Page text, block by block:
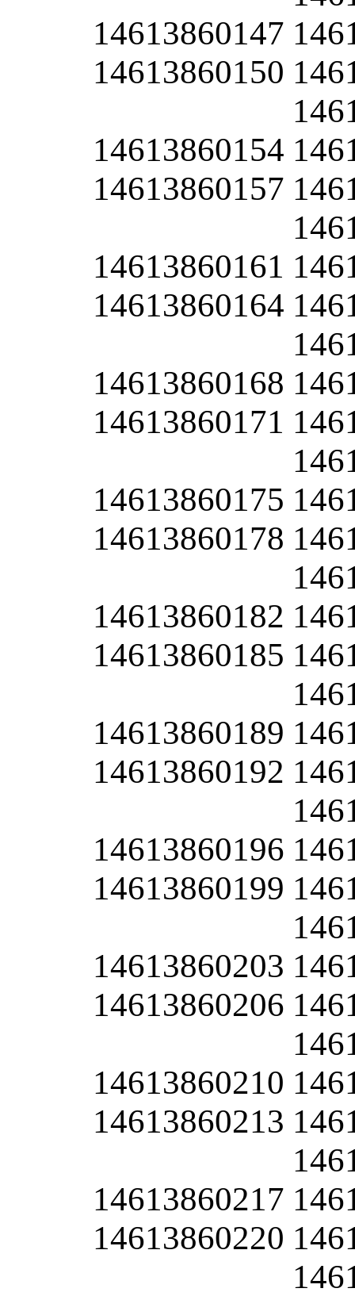
14613860147
14613860150
14613860154
14613860157
14613860161
14613860164
14613860168
14613860171
14613860175
14613860178
14613860182
14613860185
14613860189
14613860192
14613860196
14613860199
14613860203
14613860206
14613860210
14613860213
14613860217
14613860220